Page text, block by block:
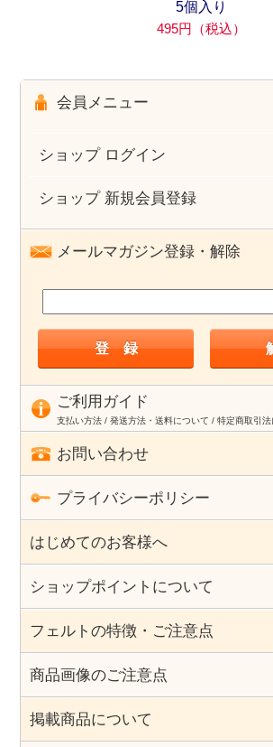
5個入り
495円（税込）
会員メニュー
ショップ ログイン
ショップ 新規会員登録
メールマガジン登録・解除
ご利用ガイド
支払い方法 / 発送方法・送料について / 特定商取引
お問い合わせ
プライバシーポリシー
はじめてのお客様へ
ショップポイントについて
フェルトの特徴・ご注意点
商品画像のご注意点
掲載商品について